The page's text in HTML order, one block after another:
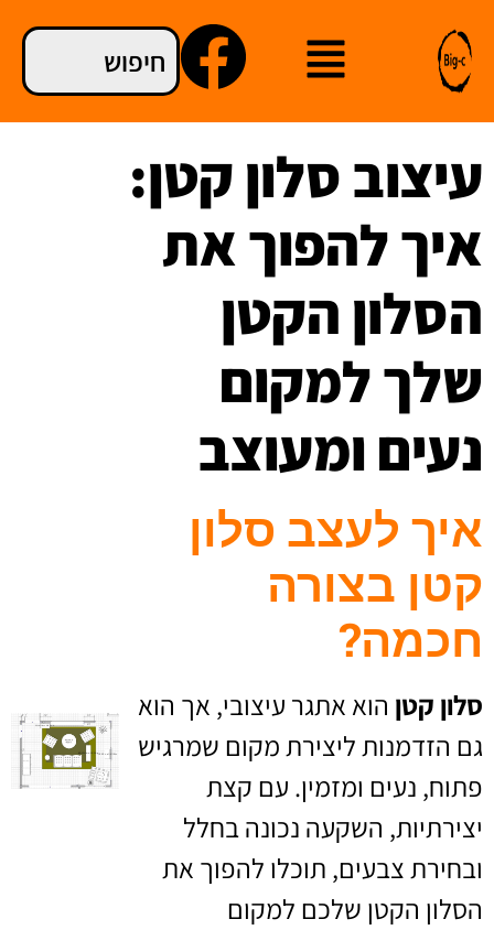
עיצוב סלון קטן:
איך להפוך את
הסלון הקטן
שלך למקום
נעים ומעוצב
איך לעצב סלון
קטן בצורה
חכמה?
סלון קטן הוא אתגר עיצובי, אך הוא
גם הזדמנות ליצירת מקום שמרגיש
פתוח, נעים ומזמין. עם קצת
יצירתיות, השקעה נכונה בחלל
ובחירת צבעים, תוכלו להפוך את
הסלון הקטן שלכם למקום